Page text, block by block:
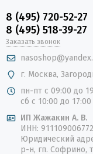
8 (495) 720-52-27
8 (495) 518-39-27
Заказать звонок
г. Москва,
пн-пт с 09:00 до
сб с 10:00 до 17:00
ИП Жажакин А. В.
ИНН:
Юридический
р-н, гп. Софрино,